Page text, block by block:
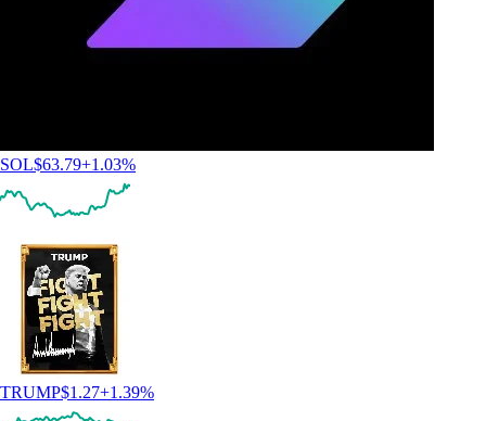
SOL$63.79+1.03%
TRUMP$1.27+1.39%